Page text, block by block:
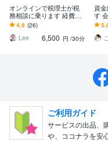
オンラインで税理士が税
務相談に乗ります 経費に
入るかどうか迷うので、
範囲を教えて欲しい
4.9 (26)
Lee
6,500 円 /30分
資
す
5年
し
ご利用ガイド
サービスの出品、
や、ココナラを安